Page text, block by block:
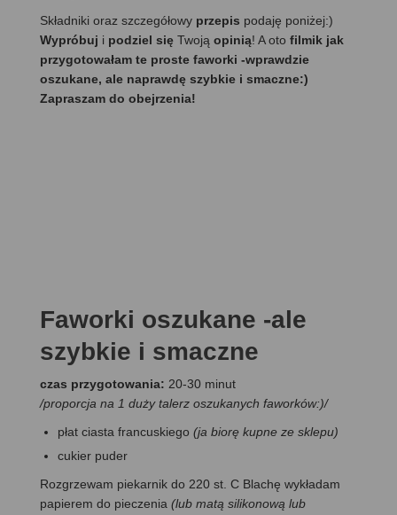
Składniki oraz szczegółowy przepis podaję poniżej:)
Wypróbuj i podziel się Twoją opinią! A oto filmik jak
przygotowałam te proste faworki -wprawdzie
oszukane, ale naprawdę szybkie i smaczne:)
Zapraszam do obejrzenia!
Faworki oszukane -ale
szybkie i smaczne
czas przygotowania: 20-30 minut
/proporcja na 1 duży talerz oszukanych faworków:)/
płat ciasta francuskiego (ja biorę kupne ze sklepu)
cukier puder
Rozgrzewam piekarnik do 220 st. C Blachę wykładam
papierem do pieczenia (lub matą silikonową lub